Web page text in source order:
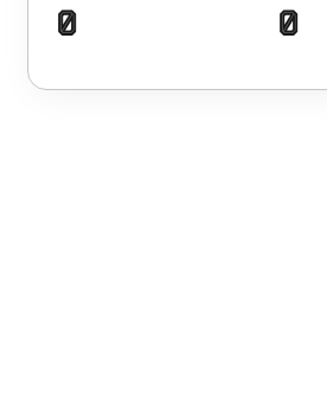
0 0